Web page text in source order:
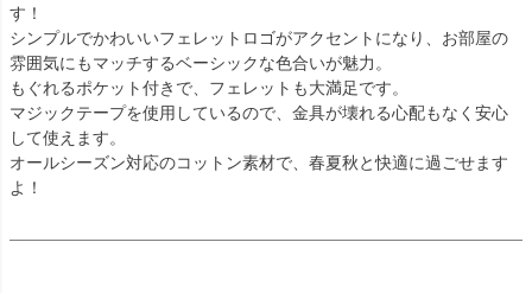
す！
シンプルでかわいいフェレットロゴがアクセントになり、お部屋の
雰囲気にもマッチするベーシックな色合いが魅力。
もぐれるポケット付きで、フェレットも大満足です。
マジックテープを使用しているので、金具が壊れる心配もなく安心
して使えます。
オールシーズン対応のコットン素材で、春夏秋と快適に過ごせます
よ！